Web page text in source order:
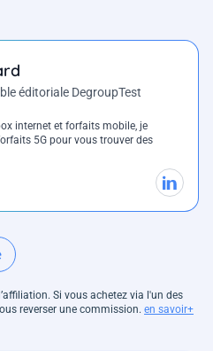
éditoriale DegroupTest
internet et forfaits mobile, je
5G pour vous trouver des
Si vous achetez via l'un des
reverser une commission. en savoir+